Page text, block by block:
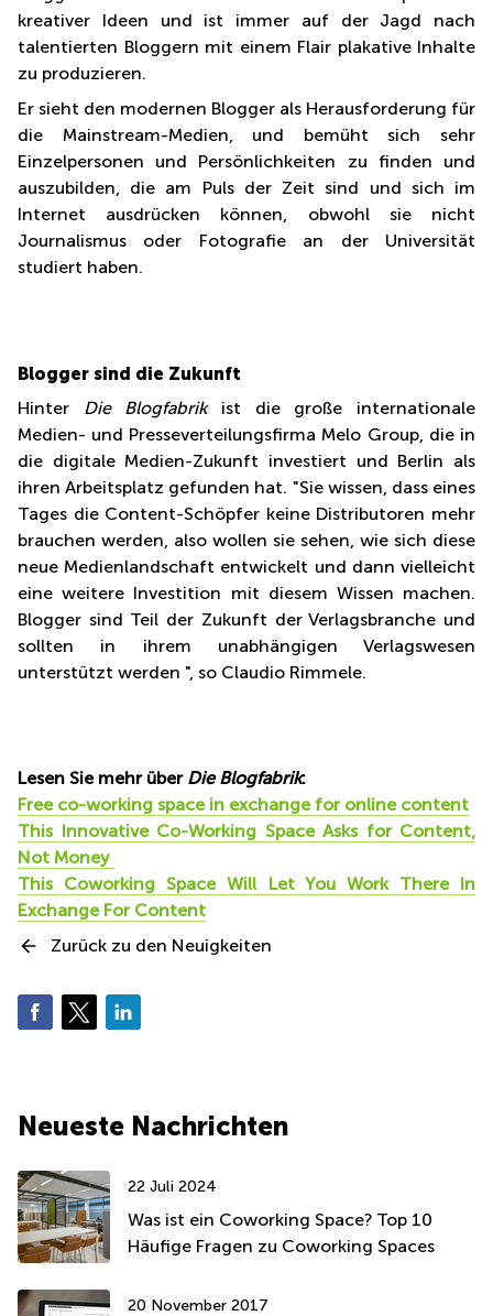
kreativer Ideen und ist immer auf der Jagd nach
talentierten Bloggern mit einem Flair plakative Inhalte
zu produzieren.
Er sieht den modernen Blogger als Herausforderung für
die Mainstream-Medien, und bemüht sich sehr
Einzelpersonen und Persönlichkeiten zu finden und
auszubilden, die am Puls der Zeit sind und sich im
Internet ausdrücken können, obwohl sie nicht
Journalismus oder Fotografie an der Universität
studiert haben.
Blogger sind die Zukunft
Hinter Die Blogfabrikist die große internationale
Medien- und Presseverteilungsfirma Melo Group, die in
die digitale Medien-Zukunft investiert und Berlin als
ihren Arbeitsplatz gefunden hat. "Sie wissen, dass eines
Tages die Content-Schöpfer keine Distributoren mehr
brauchen werden, also wollen sie sehen, wie sich diese
neue Medienlandschaft entwickelt und dann vielleicht
eine weitere Investition mit diesem Wissen machen.
Blogger sind Teil der Zukunft der Verlagsbranche und
sollten in ihrem unabhängigen Verlagswesen
unterstützt werden ", so Claudio Rimmele.
Lesen Sie mehr über Die Blogfabrik:
Free co-working space in exchange for online content
This Innovative Co-Working Space Asks for Content,
Not Money
This Coworking Space Will Let You Work There In
Exchange For Content
Zurück zu den Neuigkeiten
Neueste Nachrichten
22 Juli 2024
Was ist ein Coworking Space? Top 10
Häufige Fragen zu Coworking Spaces
20 November 2017